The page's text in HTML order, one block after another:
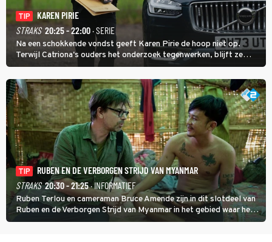
TIP
KAREN PIRIE
STRAKS 20:25 - 22:00· SERIE
Na een schokkende vondst geeft Karen Pirie de hoop niet op.
Terwijl Catriona's ouders het onderzoek tegenwerken, blijft ze
speuren naar Adam. In deze slotaflevering van Karen Pirie leidt het
spoor via Frankrijk en Italië naar Malta.
TIP
RUBEN EN DE VERBORGEN STRIJD VAN MYANMAR
STRAKS 20:30 - 21:25· INFORMATIEF
Ruben Terlou en cameraman Bruce Amende zijn in dit slotdeel van
Ruben en de Verborgen Strijd van Myanmar in het gebied waar het
KNDF-rebellenleger de scepter zwaait. De rebellenleider zet zich